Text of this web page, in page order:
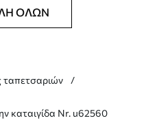
ΌΛΩΝ
ταπετσαριών
καταιγίδα Nr. u62560